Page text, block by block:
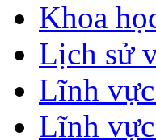
Khoa
Lịch sử
Lĩnh
Lĩnh